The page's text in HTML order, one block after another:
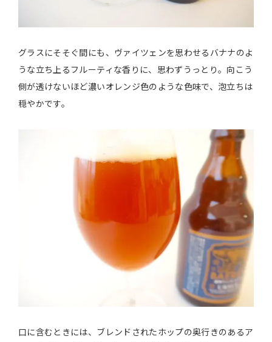
グラスにそそぐ間にも、ヴァイツェンを思わせるバナナのよ
うな立ち上るフルーティな香りに、思わずうっとり。向こう
側が透けないほど濃いオレンジ色のような色味で、泡立ちは
穏やかです。
口に含むときには、ブレンドされたホップの奥行きのあるア